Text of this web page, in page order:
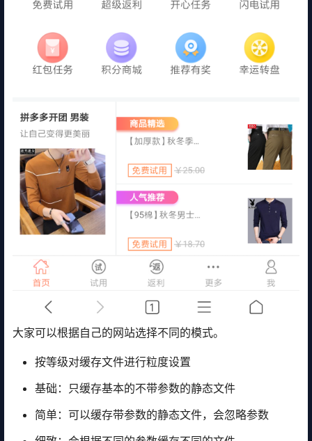
大家可以根据自己的网站选择不同的模式。
按等级对缓存文件进行粒度设置
基础：只缓存基本的不带参数的静态文件
简单：可以缓存带参数的静态文件，会忽略参数